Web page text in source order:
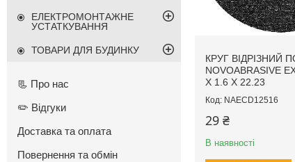
КРУГ ВІДРІЗНИЙ
NOVOABRASIVE
X 1.6 X 22.23
NAECD12516
29 ₴
В наявності
ЕЛЕКТРОМОНТАЖНЕ
УСТАТКУВАННЯ
ТОВАРИ ДЛЯ БУДИНКУ
📃 Про нас
✏️ Відгуки
Доставка та оплата
Повернення та обмін